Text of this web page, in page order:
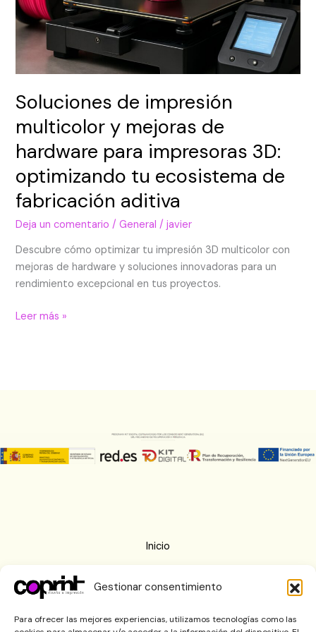
Gestionar consentimiento
Para ofrecer las mejores experiencias, utilizamos tecnologías como las
Soluciones de impresión
multicolor y mejoras de
hardware para impresoras 3D:
optimizando tu ecosistema de
fabricación aditiva
Deja un comentario /General /javier
Descubre cómo optimizar tu impresión 3D multicolor con
mejoras de hardware y soluciones innovadoras para un
rendimiento excepcional en tus proyectos.
ecosistema
de
fabricación
Leer más »
Inicio
Imprenta
Blog